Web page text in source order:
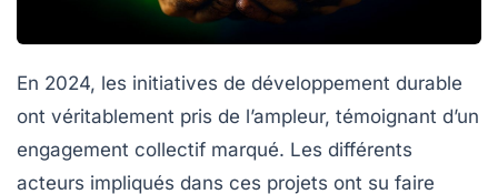
En 2024, les initiatives de développement durable
ont véritablement pris de l’ampleur, témoignant d’un
engagement collectif marqué. Les différents
acteurs impliqués dans ces projets ont su faire